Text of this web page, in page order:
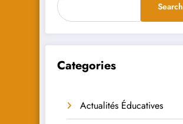
Search
Categories
Actualités Éducatives